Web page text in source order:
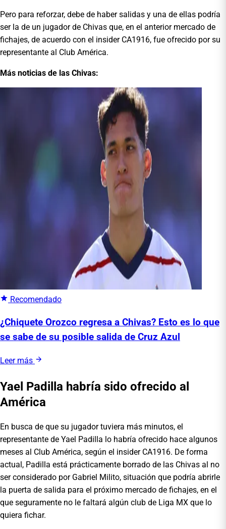
Pero para reforzar, debe de haber salidas y una de ellas podría
ser la de un jugador de Chivas que, en el anterior mercado de
fichajes, de acuerdo con el insider CA1916, fue ofrecido por su
representante al Club América.
Más noticias de las Chivas:
Recomendado
¿Chiquete Orozco regresa a Chivas? Esto es lo que
se sabe de su posible salida de Cruz Azul
Leer más
Yael Padilla habría sido ofrecido al
América
En busca de que su jugador tuviera más minutos, el
representante de Yael Padilla lo habría ofrecido hace algunos
meses al Club América, según el insider CA1916. De forma
actual, Padilla está prácticamente borrado de las Chivas al no
ser considerado por Gabriel Milito, situación que podría abrirle
la puerta de salida para el próximo mercado de fichajes, en el
que seguramente no le faltará algún club de Liga MX que lo
quiera fichar.